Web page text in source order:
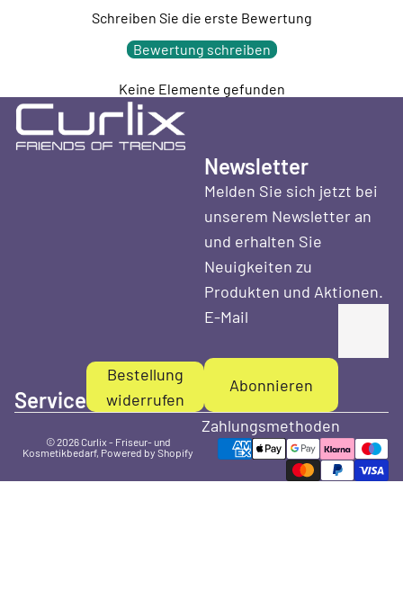
Schreiben Sie die erste Bewertung
Bewertung schreiben
Keine Elemente gefunden
Service
Bestellung
widerrufen
Newsletter
Melden Sie sich jetzt bei
unserem Newsletter an
und erhalten Sie
Neuigkeiten zu
Produkten und Aktionen.
E-Mail
Abonnieren
© 2026Curlix - Friseur- und
Kosmetikbedarf, Powered by Shopify
Zahlungsmethoden